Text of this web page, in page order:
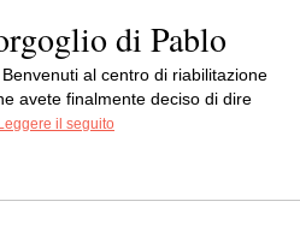
di Pablo
al centro di riabilitazione
avete finalmente deciso di dire
il seguito